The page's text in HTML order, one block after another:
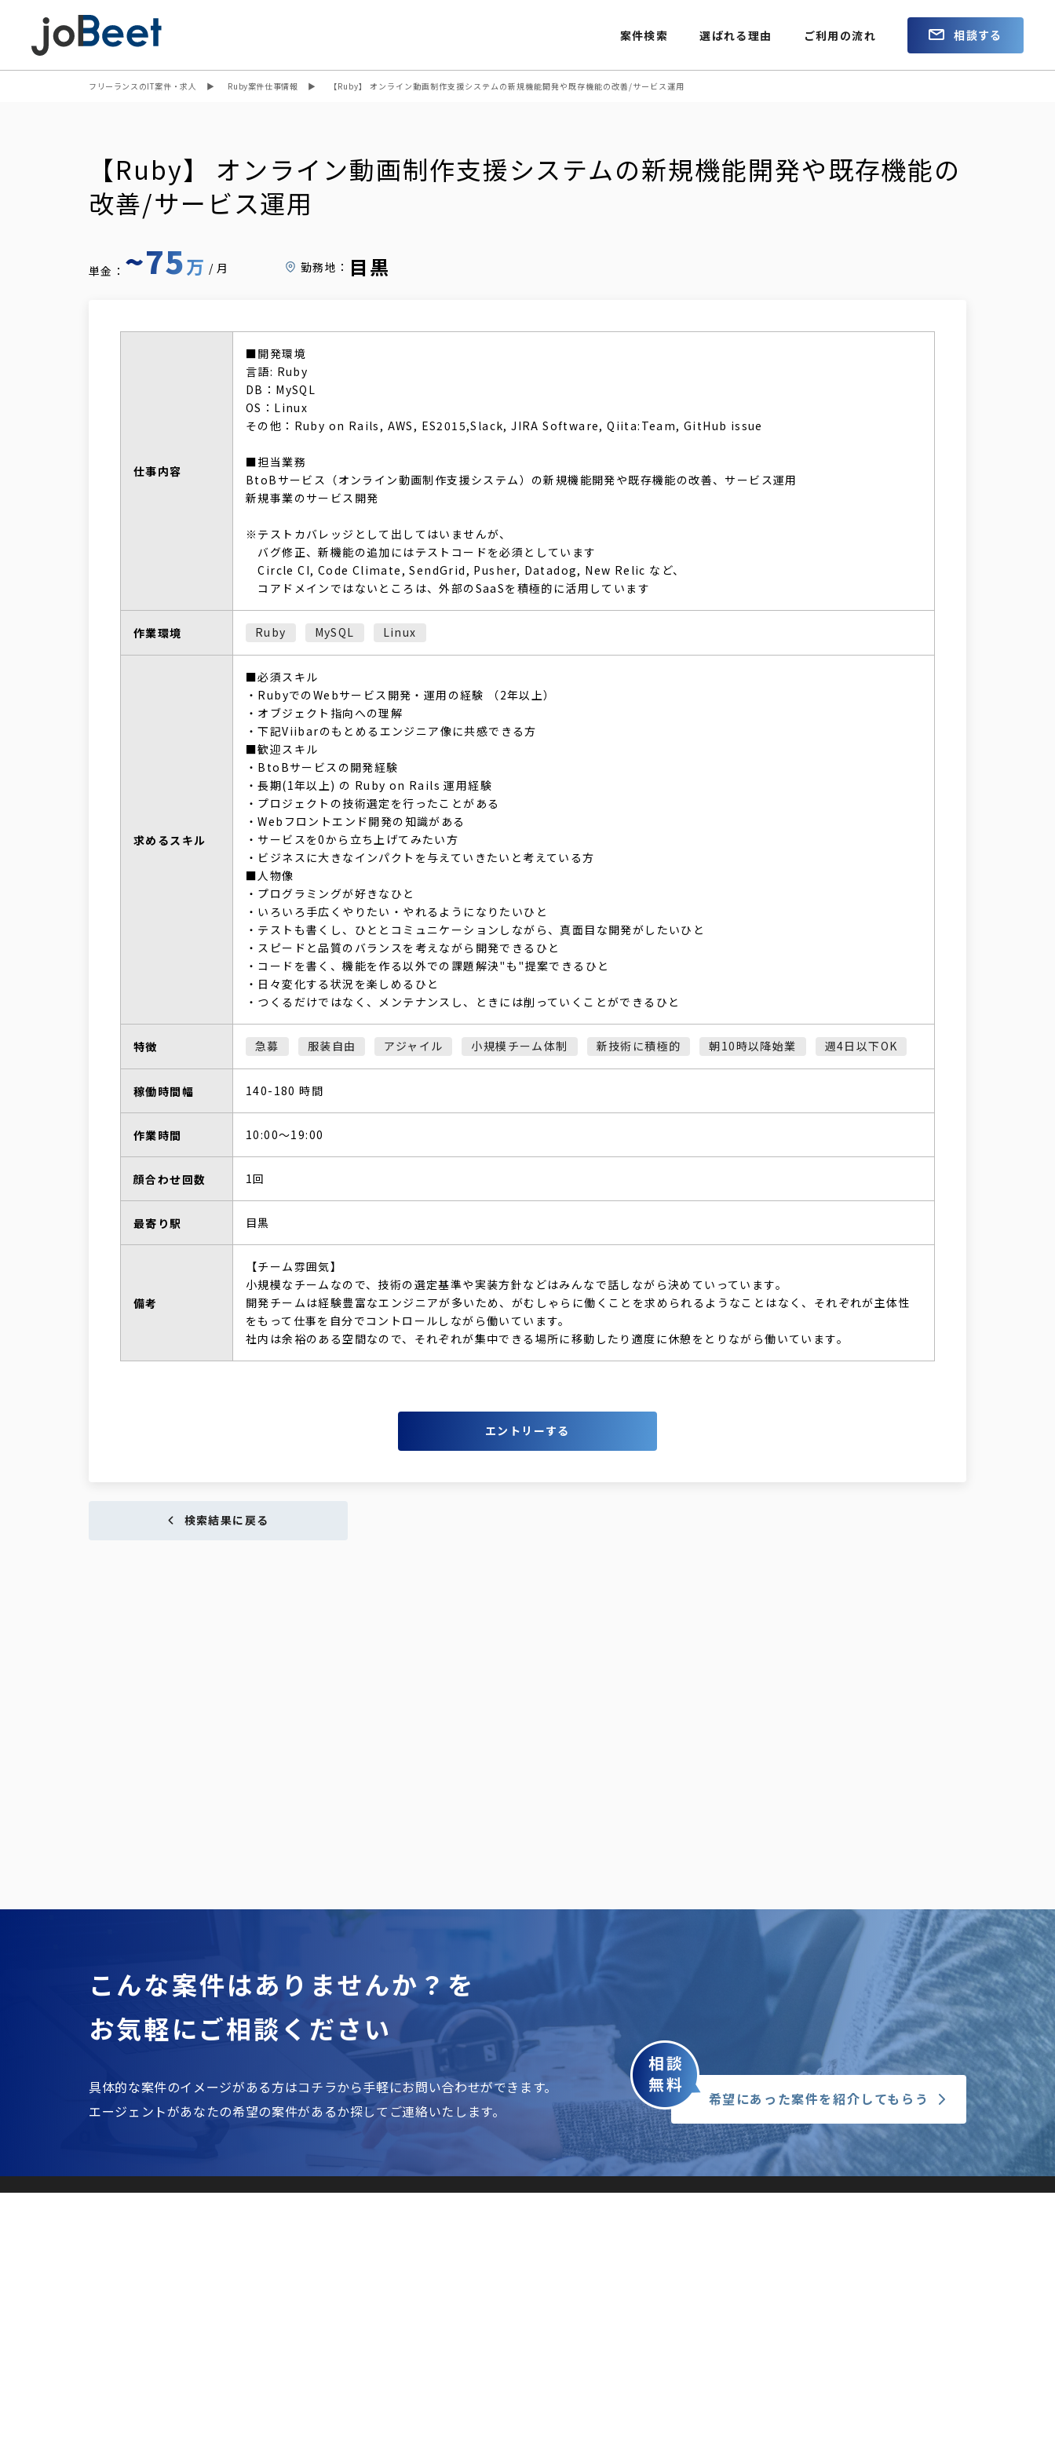
案件検索 選ばれる理由 ご利用の流れ 相談する
フリーランスのIT案件・求人 Ruby案件仕事情報 【Ruby】 オンライン動画制作支援システムの新規機能開発や既存機能の改善/サービス運用
【Ruby】 オンライン動画制作支援システムの新規機能開発や既存機能の
改善/サービス運用
単金： ~75万 /月 勤務地： 目黒
仕事内容
■開発環境
言語: Ruby
DB：MySQL
OS：Linux
その他：Ruby on Rails, AWS, ES2015,Slack, JIRA Software, Qiita:Team, GitHub issue
■担当業務
BtoBサービス（オンライン動画制作支援システム）の新規機能開発や既存機能の改善、サービス運用
新規事業のサービス開発
※テストカバレッジとして出してはいませんが、
バグ修正、新機能の追加にはテストコードを必須としています
Circle CI, Code Climate, SendGrid, Pusher, Datadog, New Relic など、
コアドメインではないところは、外部のSaaSを積極的に活用しています
作業環境 Ruby MySQL Linux
求めるスキル
■必須スキル
・RubyでのWebサービス開発・運用の経験 （2年以上）
・オブジェクト指向への理解
・下記Viibarのもとめるエンジニア像に共感できる方
■歓迎スキル
・BtoBサービスの開発経験
・長期(1年以上) の Ruby on Rails 運用経験
・プロジェクトの技術選定を行ったことがある
・Webフロントエンド開発の知識がある
・サービスを0から立ち上げてみたい方
・ビジネスに大きなインパクトを与えていきたいと考えている方
■人物像
・プログラミングが好きなひと
・いろいろ手広くやりたい・やれるようになりたいひと
・テストも書くし、ひととコミュニケーションしながら、真面目な開発がしたいひと
・スピードと品質のバランスを考えながら開発できるひと
・コードを書く、機能を作る以外での課題解決"も"提案できるひと
・日々変化する状況を楽しめるひと
・つくるだけではなく、メンテナンスし、ときには削っていくことができるひと
特徴 急募 服装自由 アジャイル 小規模チーム体制 新技術に積極的 朝10時以降始業 週4日以下OK
稼働時間幅 140-180 時間
作業時間 10:00～19:00
顔合わせ回数 1回
最寄り駅 目黒
備考
【チーム雰囲気】
小規模なチームなので、技術の選定基準や実装方針などはみんなで話しながら決めていっています。
開発チームは経験豊富なエンジニアが多いため、がむしゃらに働くことを求められるようなことはなく、それぞれが主体性
をもって仕事を自分でコントロールしながら働いています。
社内は余裕のある空間なので、それぞれが集中できる場所に移動したり適度に休憩をとりながら働いています。
エントリーする
検索結果に戻る
こんな案件はありませんか？を
お気軽にご相談ください
具体的な案件のイメージがある方はコチラから手軽にお問い合わせができます。
エージェントがあなたの希望の案件があるか探してご連絡いたします。
希望にあった案件を紹介してもらう